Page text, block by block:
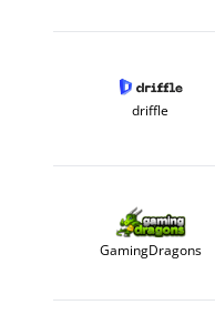
driffle
GamingDragons